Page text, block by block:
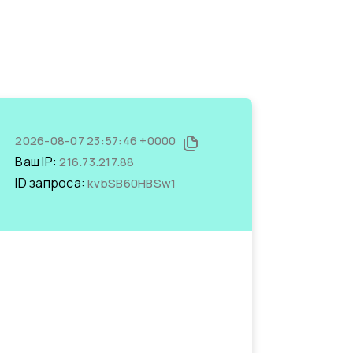
2026-08-07 23:57:46 +0000
Ваш IP:216.73.217.88
ID запроса:kvbSB60HBSw1